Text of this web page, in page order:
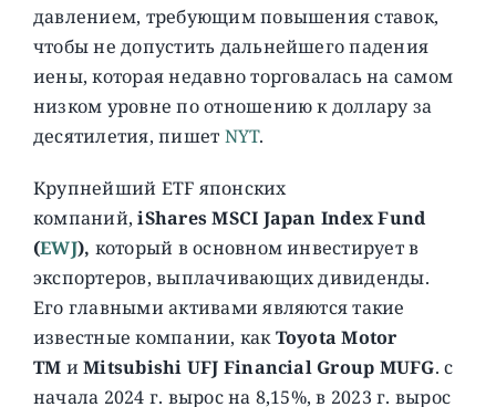
давлением, требующим повышения ставок,
чтобы не допустить дальнейшего падения
иены, которая недавно торговалась на самом
низком уровне по отношению к доллару за
десятилетия, пишет NYT.
Крупнейший ETF японских
компаний, iShares MSCI Japan Index Fund
(EWJ), который в основном инвестирует в
экспортеров, выплачивающих дивиденды.
Его главными активами являются такие
известные компании, какToyota Motor
TM иMitsubishi UFJ Financial Group MUFG. с
начала 2024 г. вырос на 8,15%, в 2023 г. вырос